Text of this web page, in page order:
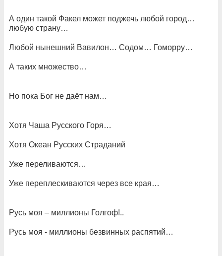
А один такой Факел может поджечь любой город…
любую страну…
Любой нынешний Вавилон… Содом… Гоморру…
А таких множество…
Но пока Бог не даёт нам…
Хотя Чаша Русского Горя…
Хотя Океан Русских Страданий
Уже переливаются…
Уже переплескиваются через все края…
Русь моя – миллионы Голгоф!..
Русь моя - миллионы безвинных распятий…